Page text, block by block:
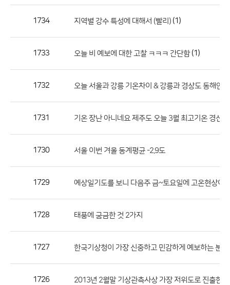
론
호,
록
1734 지역별 강수 특성에 대해서 (빨리) (1)
1733 오늘 비 예보에 대한 고찰 ㅋㅋㅋ 간단함(1)
1732 오늘 서울과 강릉 기온차이 & 강릉과 경상도 동해안
1731 기온 장난 아니네요 제주도 오늘 3월 최고기온 경신
1730 서울 이번 겨울 동계평균 -2.9도
1729 예상일기도를 보니 다음주 금~토요일에 고온현상이
1728 태풍에 굼금한 것 2가지
1727 한국기상청이 가장 신중하고 민감하게 예보하는 분
1726 2013년 2월말 기상관측사상 가장 저위도로 진출한